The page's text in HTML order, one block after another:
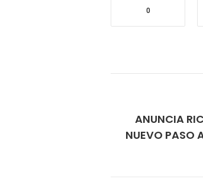
0
ANUNCIA
NUEVO PASO